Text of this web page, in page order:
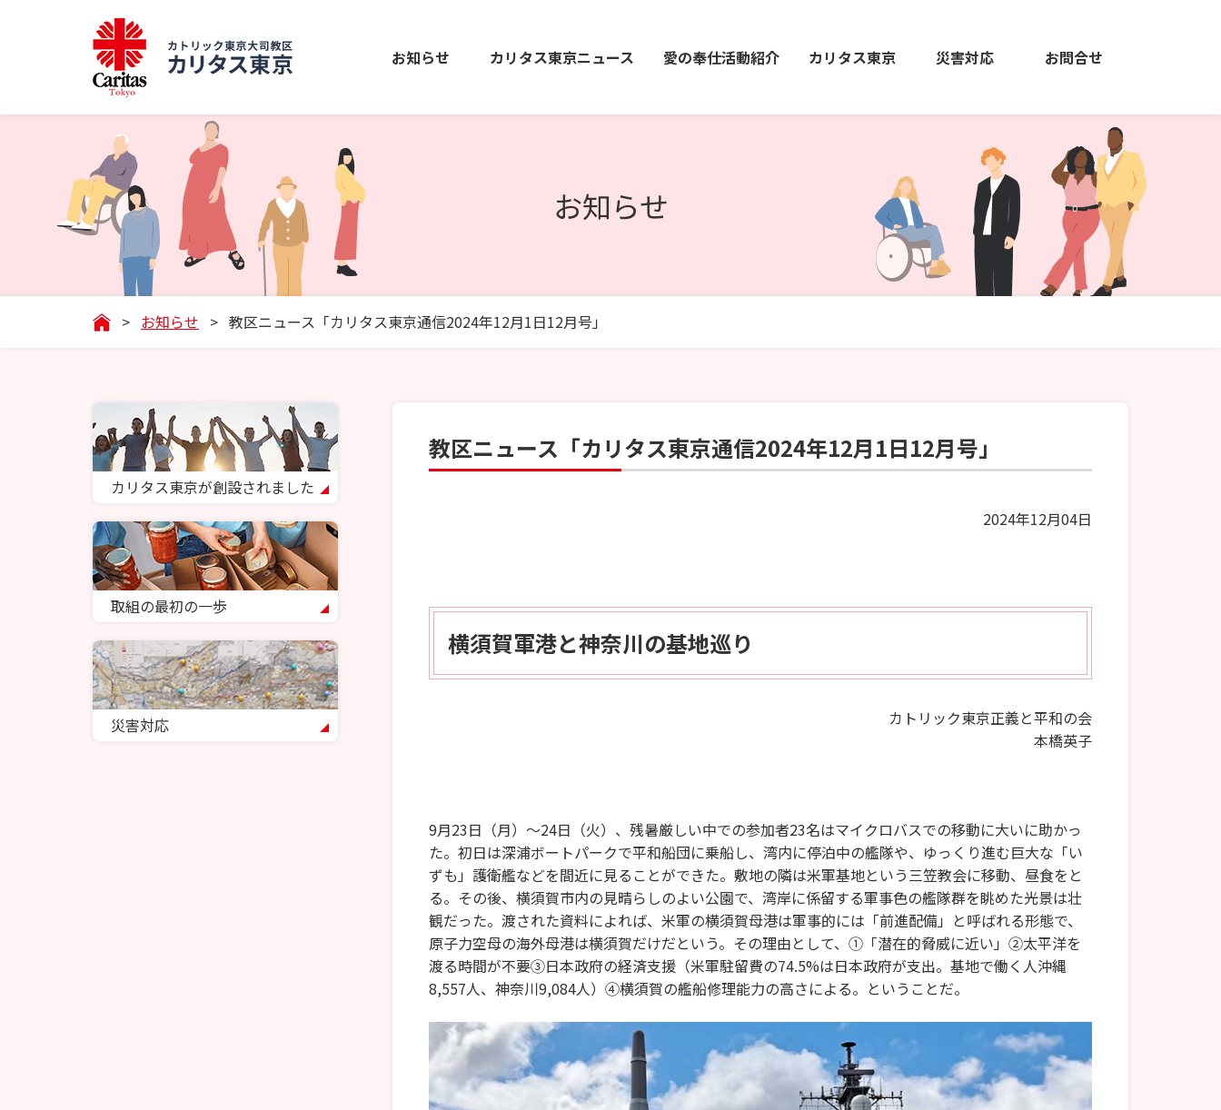
お知らせ カリタス東京ニュース 愛の奉仕活動紹介 カリタス東京 災害対応 お問合せ
お知らせ
> お知らせ > 教区ニュース「カリタス東京通信2024年12月1日12月号」
教区ニュース「カリタス東京通信2024年12月1日12月号」
2024年12月04日
横須賀軍港と神奈川の基地巡り
カトリック東京正義と平和の会
本橋英子
9月23日（月）～24日（火）、残暑厳しい中での参加者23名はマイクロバスでの移動に大いに助かっ
た。初日は深浦ボートパークで平和船団に乗船し、湾内に停泊中の艦隊や、ゆっくり進む巨大な「い
ずも」護衛艦などを間近に見ることができた。敷地の隣は米軍基地という三笠教会に移動、昼食をと
る。その後、横須賀市内の見晴らしのよい公園で、湾岸に係留する軍事色の艦隊群を眺めた光景は壮
観だった。渡された資料によれば、米軍の横須賀母港は軍事的には「前進配備」と呼ばれる形態で、
原子力空母の海外母港は横須賀だけだという。その理由として、①「潜在的脅威に近い」②太平洋を
渡る時間が不要③日本政府の経済支援（米軍駐留費の74.5%は日本政府が支出。基地で働く人沖縄
8,557人、神奈川9,084人）④横須賀の艦船修理能力の高さによる。ということだ。
カリタス東京が創設されました
取組の最初の一歩
災害対応